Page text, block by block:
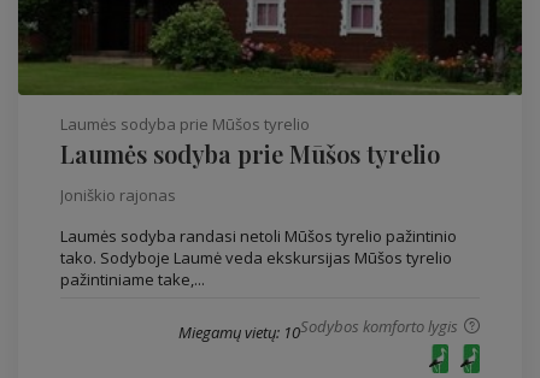
Laumės sodyba prie Mūšos tyrelio
Laumės sodyba prie Mūšos tyrelio
Joniškio rajonas
Laumės sodyba randasi netoli Mūšos tyrelio pažintinio
tako. Sodyboje Laumė veda ekskursijas Mūšos tyrelio
pažintiniame take,...
Sodybos komforto lygis
Miegamų vietų: 10